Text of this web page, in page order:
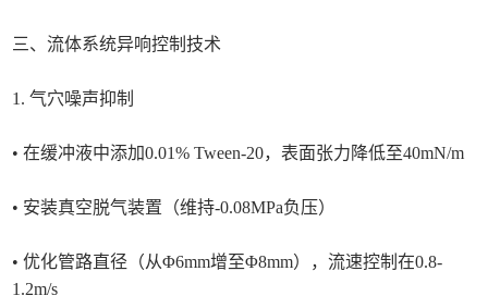
三、流体系统异响控制技术
1. 气穴噪声抑制
• 在缓冲液中添加0.01% Tween-20，表面张力降低至40mN/m
• 安装真空脱气装置（维持-0.08MPa负压）
• 优化管路直径（从Φ6mm增至Φ8mm），流速控制在0.8-
1.2m/s